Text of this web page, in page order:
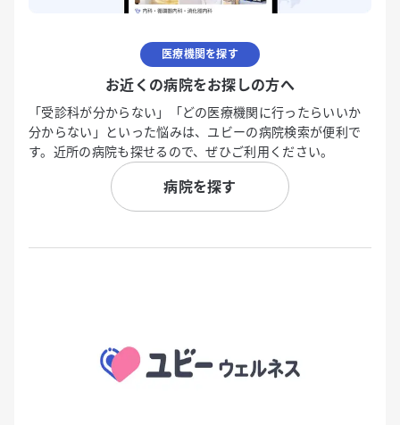
医療機関を探す
お近くの病院をお探しの方へ
「受診科が分からない」「どの医療機関に行ったらいいか
分からない」といった悩みは、ユビーの病院検索が便利で
す。近所の病院も探せるので、ぜひご利用ください。
病院を探す